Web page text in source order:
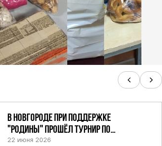
В НОВГОРОДЕ ПРИ ПОДДЕРЖКЕ
"РОДИНЫ" ПРОШЁЛ ТУРНИР ПО
ШАХМАТАМ СРЕДИ СИЛОВИКОВ
22 июня 2026